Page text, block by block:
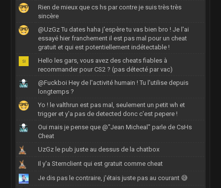
Rien de mieux que cs hs par contre je suis très très
sincère
@UzGz Tu dates haha j'espère tu vas bien bro ! Je l'ai
essayé hier franchement il est pas mal pour un cheat
gratuit et qui est potentiellement indétectable !
Hello les gars, vous avez des cheats fiables à
recommander pour CS2 ? (pas détecté par vac)
@Fuckboi Hey de l'activité humain ! Tu l'utilise depuis
longtemps ?
Yo ! le valthrun est pas mal, seulement un petit wh et
trigger et y'a pas de detected donc c'est pepere !
Oui mais je pense que @"Jean Micheal" parle de CsHs
Cheat
UzGz le pub juste au dessus de la chatbox
Il y'a Sternclient qui est gratuit comme cheat
Je dis pas le contraire, j'étais juste pas au courant 😅